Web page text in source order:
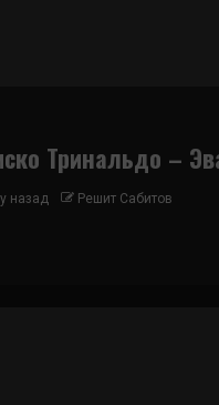
Тринальдо –
назад Решит Сабитов